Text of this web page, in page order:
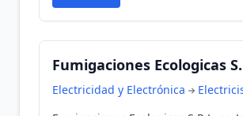
Fumigaciones Ecologicas
Electricidad y Electrónica